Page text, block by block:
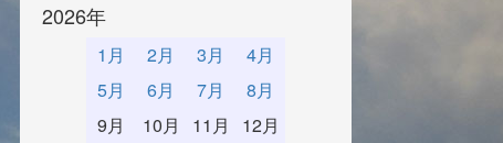
2026年
1月 2月 3月
4月
5月
6月 7月
8月
9月
10月 11月 12月